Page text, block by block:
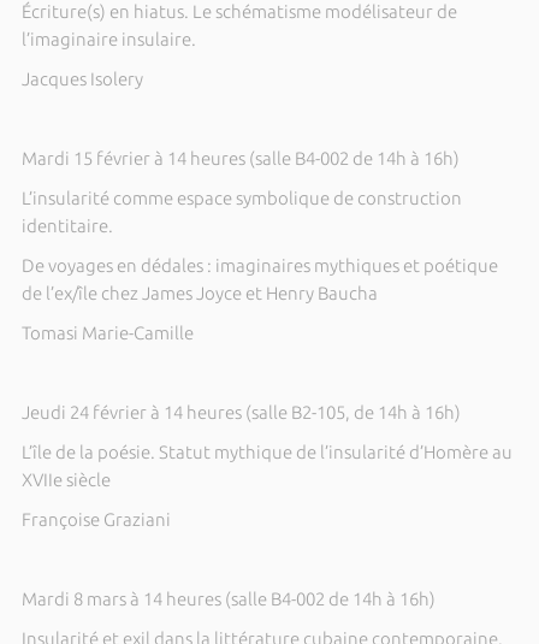
Écriture(s) en hiatus. Le schématisme modélisateur de
l’imaginaire insulaire.
Jacques Isolery
Mardi 15 février à 14 heures (salle B4-002 de 14h à 16h)
L’insularité comme espace symbolique de construction
identitaire.
De voyages en dédales : imaginaires mythiques et poétique
de l’ex/île chez James Joyce et Henry Baucha
Tomasi Marie-Camille
Jeudi 24 février à 14 heures (salle B2-105, de 14h à 16h)
L’île de la poésie. Statut mythique de l’insularité d’Homère au
XVIIe siècle
Françoise Graziani
Mardi 8 mars à 14 heures (salle B4-002 de 14h à 16h)
Insularité et exil dans la littérature cubaine contemporaine.